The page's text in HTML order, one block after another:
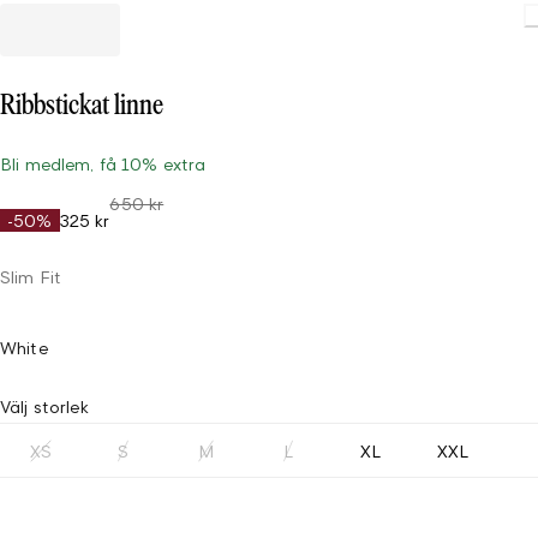
Ribbstickat linne
Bli medlem, få 10% extra
-50% 325 kr
650 kr
Slim Fit
White
Välj storlek
XS S M L XL XXL